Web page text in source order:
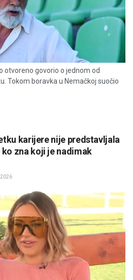
otvoreno govorio o jednom od
Tokom boravka u Nemačkoj suočio
karijere nije predstavljala
zna koji je nadimak
2026